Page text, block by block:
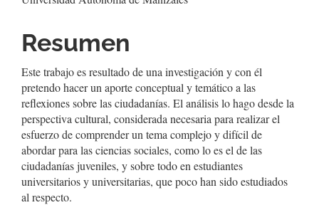
del
artículo
Resumen
Este trabajo es resultado de una investigación y con él
pretendo hacer un aporte conceptual y temático a las
reflexiones sobre las ciudadanías. El análisis lo hago desde la
perspectiva cultural, considerada necesaria para realizar el
esfuerzo de comprender un tema complejo y difícil de
abordar para las ciencias sociales, como lo es el de las
ciudadanías juveniles, y sobre todo en estudiantes
universitarios y universitarias, que poco han sido estudiados
al respecto.